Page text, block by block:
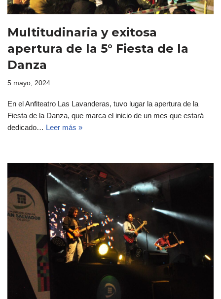
Multitudinaria y exitosa
apertura de la 5° Fiesta de la
Danza
5 mayo, 2024
En el Anfiteatro Las Lavanderas, tuvo lugar la apertura de la
Fiesta de la Danza, que marca el inicio de un mes que estará
dedicado… Leer más »